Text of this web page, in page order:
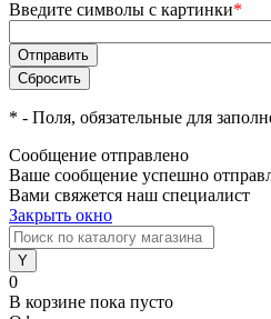
Введите символы с картинки*
* - Поля, обязательные для
Сообщение отправлено
Ваше сообщение успешно
Вами свяжется наш специалист
Закрыть окно
0
В корзине пока пусто